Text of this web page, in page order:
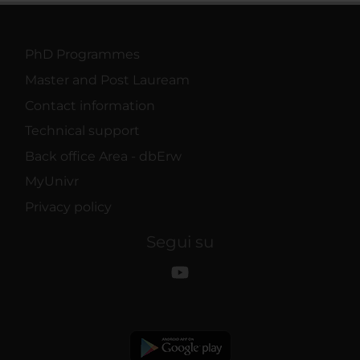
PhD Programmes
Master and Post Lauream
Contact information
Technical support
Back office Area - dbErw
MyUnivr
Privacy policy
Segui su